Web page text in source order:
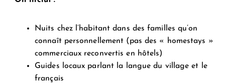
Nuits chez l’habitant dans des familles qu’on
connaît personnellement (pas des « homestays »
commerciaux reconvertis en hôtels)
Guides locaux parlant la langue du village et le
français